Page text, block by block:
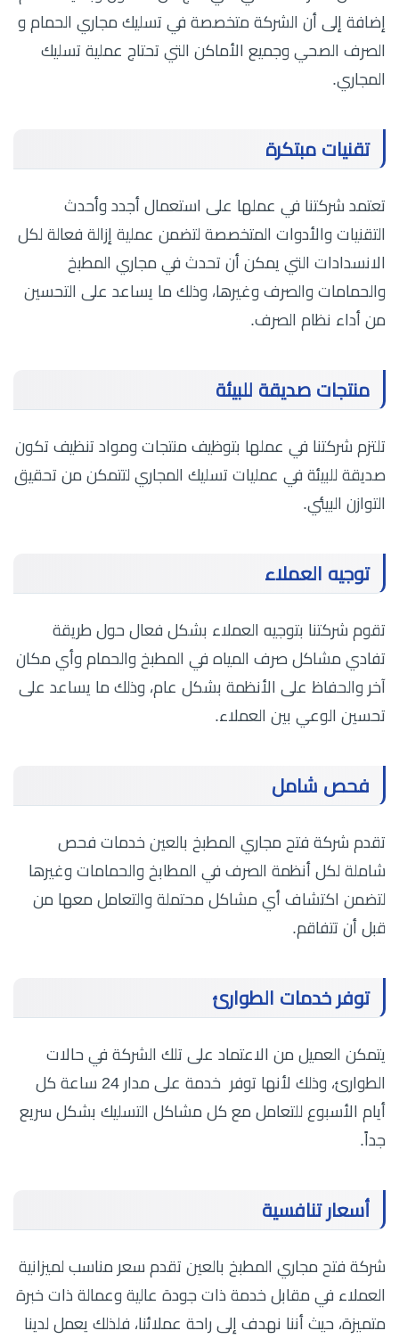
إضافة إلى أن الشركة متخصصة في تسليك مجاري الحمام و
الصرف الصحي وجميع الأماكن التي تحتاج عملية تسليك
المجاري.
تقنيات مبتكرة
تعتمد شركتنا في عملها على استعمال أجدد وأحدث
التقنيات والأدوات المتخصصة لتضمن عملية إزالة فعالة لكل
الانسدادات التي يمكن أن تحدث في مجاري المطبخ
والحمامات والصرف وغيرها، وذلك ما يساعد على التحسين
من أداء نظام الصرف.
منتجات صديقة للبيئة
تلتزم شركتنا في عملها بتوظيف منتجات ومواد تنظيف تكون
صديقة للبيئة في عمليات تسليك المجاري لتتمكن من تحقيق
التوازن البيئي.
توجيه العملاء
تقوم شركتنا بتوجيه العملاء بشكل فعال حول طريقة
تفادي مشاكل صرف المياه في المطبخ والحمام وأي مكان
آخر والحفاظ على الأنظمة بشكل عام، وذلك ما يساعد على
تحسين الوعي بين العملاء.
فحص شامل
تقدم شركة فتح مجاري المطبخ بالعين خدمات فحص
شاملة لكل أنظمة الصرف في المطابخ والحمامات وغيرها
لتضمن اكتشاف أي مشاكل محتملة والتعامل معها من
قبل أن تتفاقم.
توفر خدمات الطوارئ
يتمكن العميل من الاعتماد على تلك الشركة في حالات
الطوارئ، وذلك لأنها توفر خدمة على مدار 24 ساعة كل
أيام الأسبوع للتعامل مع كل مشاكل التسليك بشكل سريع
جداً.
أسعار تنافسية
شركة فتح مجاري المطبخ بالعين تقدم سعر مناسب لميزانية
العملاء في مقابل خدمة ذات جودة عالية وعمالة ذات خبرة
متميزة، حيث أننا نهدف إلى راحة عملائنا، فلذلك يعمل لدينا